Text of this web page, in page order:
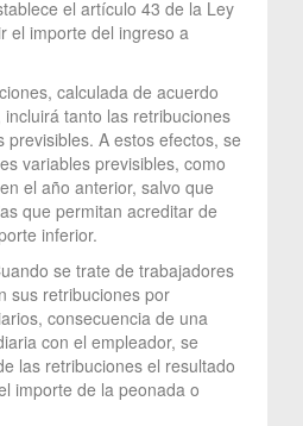
el artículo 43 de la Ley
el importe del ingreso a
calculada de acuerdo
tanto las retribuciones
previsibles. A estos efectos, se
variables previsibles, como
el año anterior, salvo que
que permitan acreditar de
inferior.
se trate de trabajadores
sus retribuciones por
consecuencia de una
con el empleador, se
las retribuciones el resultado
importe de la peonada o